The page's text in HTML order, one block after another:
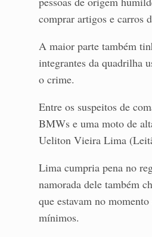
comprar artigos e carros
A maior parte também
integrantes da quadrilha
o crime.
Entre os suspeitos de
BMWs e uma moto de
Ueliton Vieira Lima
Lima cumpria pena no
namorada dele também
que estavam no
mínimos.